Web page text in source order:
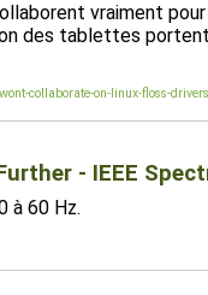
vraiment
des tablettes
collaborate-on-linux-floss-drivers
- IEEE
à 60 Hz.